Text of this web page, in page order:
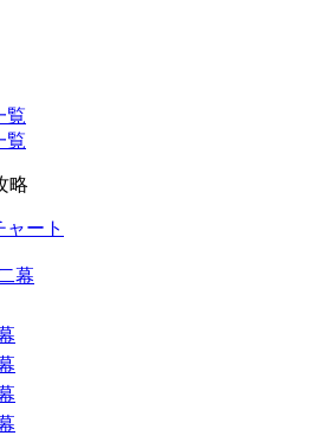
覧
覧
略
ャート
幕